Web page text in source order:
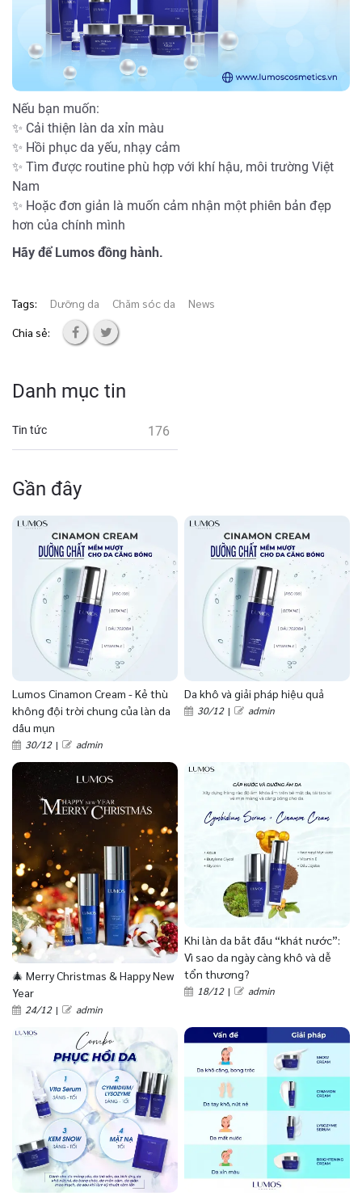
Nếu bạn muốn:
✨ Cải thiện làn da xỉn màu
✨ Hồi phục da yếu, nhạy cảm
✨ Tìm được routine phù hợp với khí hậu, môi trường Việt
Nam
✨ Hoặc đơn giản là muốn cảm nhận một phiên bản đẹp
hơn của chính mình
Hãy để Lumos đồng hành.
Tags: Dưỡng da Chăm sóc da
News
Chia sẻ:
Danh mục tin
Tin tức 176
Gần đây
Lumos Cinamon Cream - Kẻ thù
không đội trời chung của làn da
dầu mụn
30/12 | admin
Da khô và giải pháp hiệu quả
30/12 | admin
🎄 Merry Christmas & Happy New
Year
24/12 | admin
Khi làn da bắt đầu “khát nước”:
Vì sao da ngày càng khô và dễ
tổn thương?
18/12 | admin